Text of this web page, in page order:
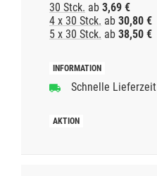
30 Stck. ab 3,69 €
4 x 30 Stck. ab 30,80 €
5 x 30 Stck. ab 38,50 €
Schnelle Lieferzeit